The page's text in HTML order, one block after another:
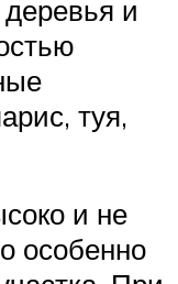
и
туя,
и не
особенно